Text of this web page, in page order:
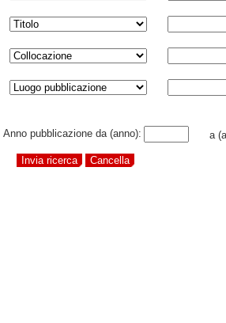
Anno pubblicazione da (anno): a